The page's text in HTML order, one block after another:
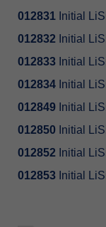
012831 Initial
012832 Initial
012833 Initial
012834 Initial
012849 Initial
012850 Initial
012852 Initial
012853 Initial